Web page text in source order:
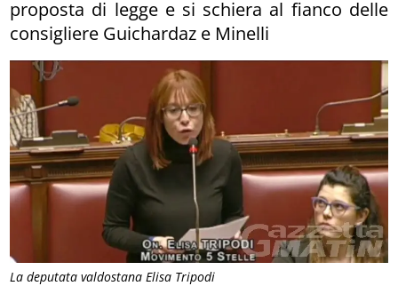
La deputata valdostana Elisa Tripodi
proposta di legge e si schiera al fianco delle
consigliere Guichardaz e Minelli